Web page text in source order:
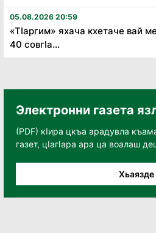
05.08.2026 20:59
«Тӏаргим» яхача кхетаче вай
40 совгӏа...
Электронни газета
(PDF) кӀира цкъа арадувла
газет, цӀагӀара ара ца воалаш
Хьаязде